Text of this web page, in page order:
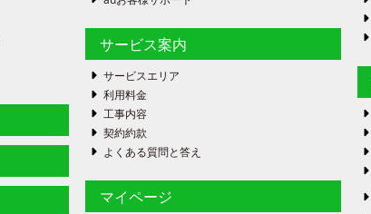
サービス案内
サービスエリア
利用料金
工事内容
契約約款
よくある質問と答え
マイページ